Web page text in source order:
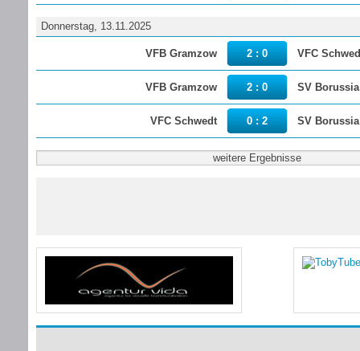
Donnerstag, 13.11.2025
VFB Gramzow 2 : 0 VFC
VFB Gramzow 2 : 0 SV
VFC Schwedt 0 : 2 SV
weitere Ergebnisse